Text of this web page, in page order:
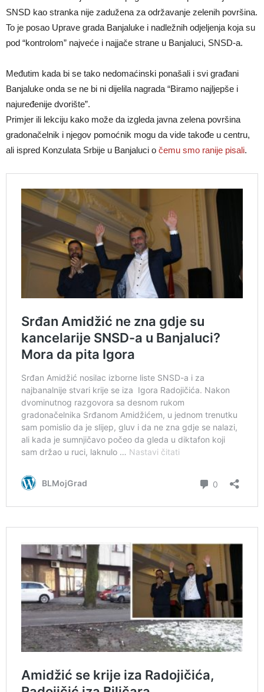
SNSD kao stranka nije zadužena za održavanje zelenih površina.
To je posao Uprave grada Banjaluke i nadležnih odjeljenja koja su
pod “kontrolom” najveće i najjače strane u Banjaluci, SNSD-a.
Međutim kada bi se tako nedomaćinski ponašali i svi građani
Banjaluke onda se ne bi ni dijelila nagrada “Biramo najljepše i
najuređenije dvorište”.
Primjer ili lekciju kako može da izgleda javna zelena površina
gradonačelnik i njegov pomoćnik mogu da vide takođe u centru,
ali ispred Konzulata Srbije u Banjaluci o čemu smo ranije pisali.